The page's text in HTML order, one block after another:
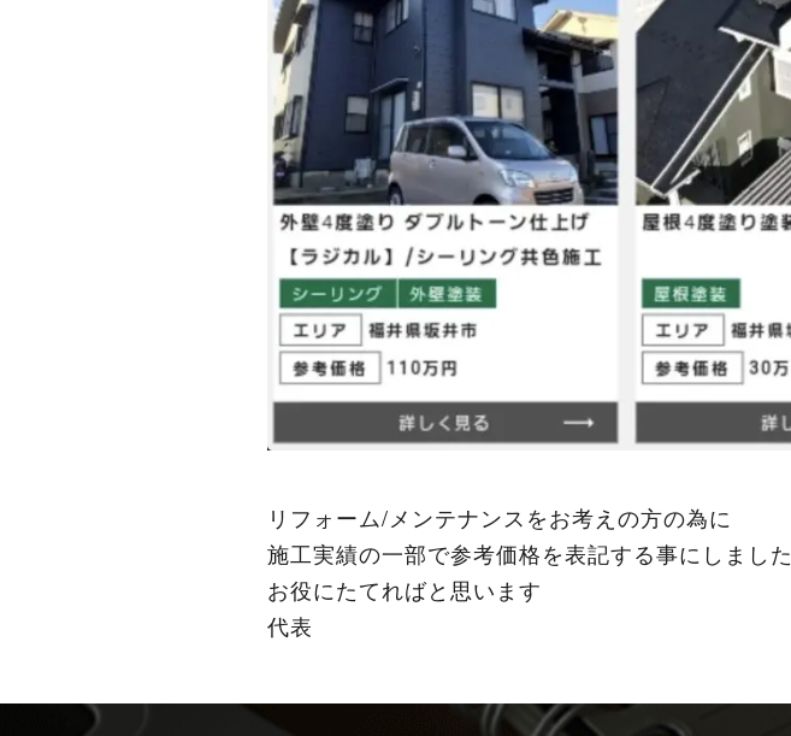
リフォーム/メンテナンスをお考えの方の為に
施工実績の一部で参考価格を表記する事にしました
お役にたてればと思います
代表